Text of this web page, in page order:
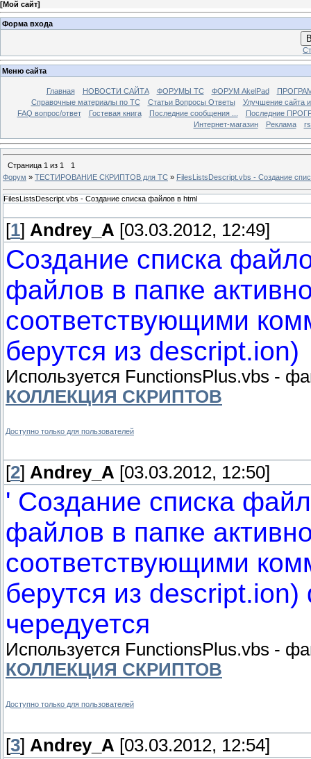
[Мой сайт]
Форма входа
Меню сайта
Главная НОВОСТИ САЙТА ФОРУМЫ TC ФОРУМ AkelPad
Справочные материалы по TС
Статьи Вопросы Ответы
Улучшение сайта
FAQ вопрос/ответ
Гостевая книга Последние сообщения ...
Последние
Интернет-магазин
Реклама
Страница 1 из 1
1
Форум » ТЕСТИРОВАНИЕ СКРИПТОВ для TC » FilesListsDescript.vbs - Создание
FilesListsDescript.vbs - Создание списка файлов в html
[1] Andrey_A [03.03.2012, 12:49]
Создание списка
файлов в папке
соответствующими
берутся из descript.ion)
Используется FunctionsPlus.vbs -
КОЛЛЕКЦИЯ СКРИПТОВ
Доступно только для пользователей
[2] Andrey_A [03.03.2012, 12:50]
' Создание списка
файлов в папке
соответствующими
берутся из
чередуется
Используется FunctionsPlus.vbs -
КОЛЛЕКЦИЯ СКРИПТОВ
Доступно только для пользователей
[3] Andrey_A [03.03.2012, 12:54]